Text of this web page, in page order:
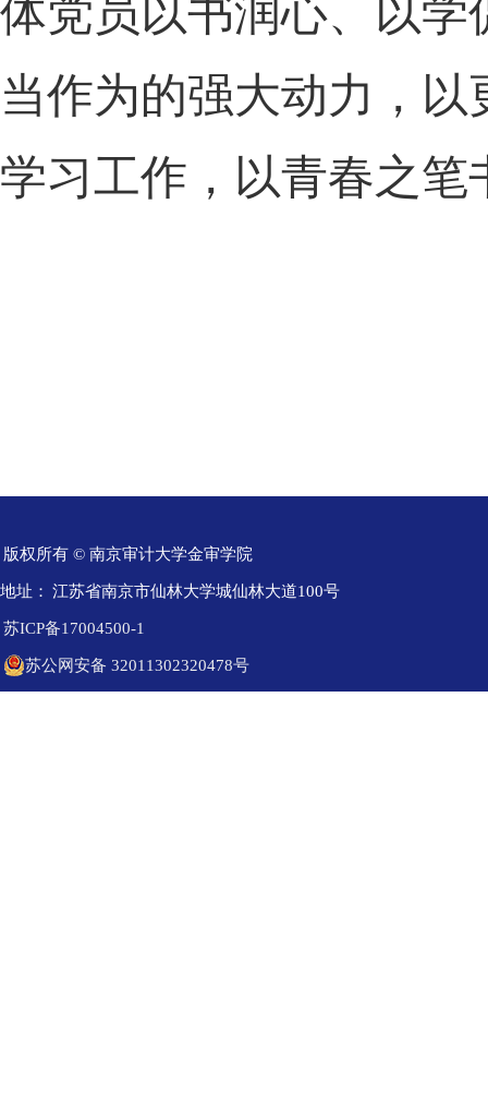
体党员以书润心、以
当作为的强大动力，
学习工作，以青春之
版权所有 © 南京审计大学金审学院
地址： 江苏省南京市仙林大学城仙林大道100号
苏ICP备17004500-1
苏公网安备 32011302320478号